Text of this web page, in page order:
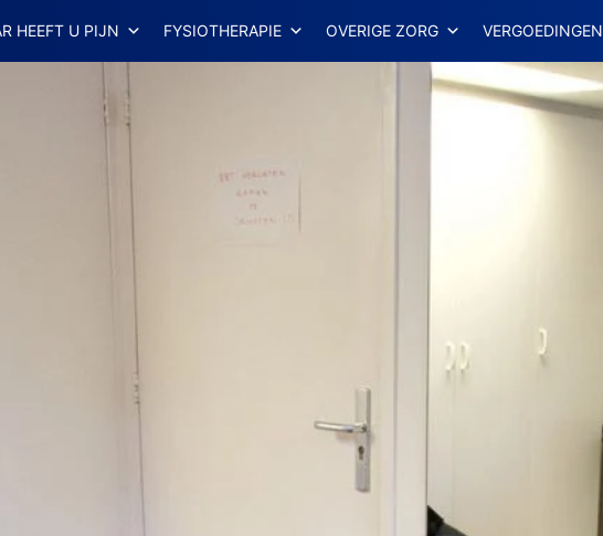
HEEFT U PIJN FYSIOTHERAPIE OVERIGE ZORG VERGOEDINGEN